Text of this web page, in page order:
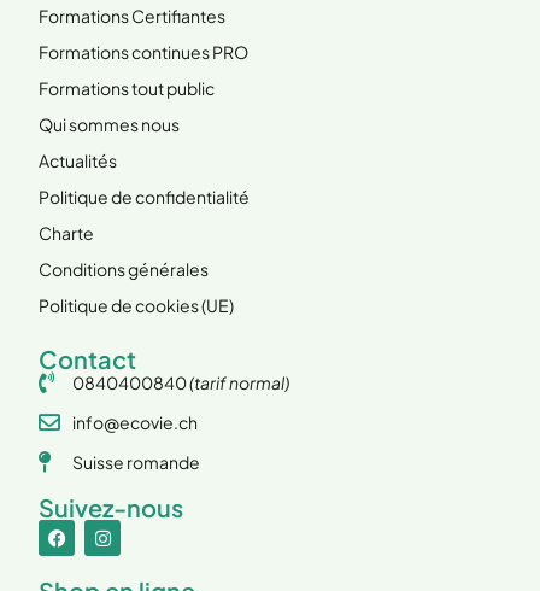
Formations Certifiantes
Formations continues PRO
Formations tout public
Qui sommes nous
Actualités
Politique de confidentialité
Charte
Conditions générales
Politique de cookies (UE)
Contact
0840400840(tarif normal)
info@ecovie.ch
Suisse romande
Suivez-nous